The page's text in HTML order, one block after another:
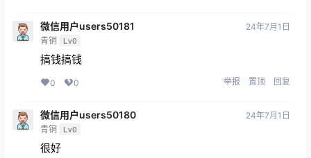
微信用户users50181
青铜 Lv0
24年7月1日
搞钱搞钱
0 0 举报 置顶 回复
微信用户users50180
青铜 Lv0
24年7月1日
很好